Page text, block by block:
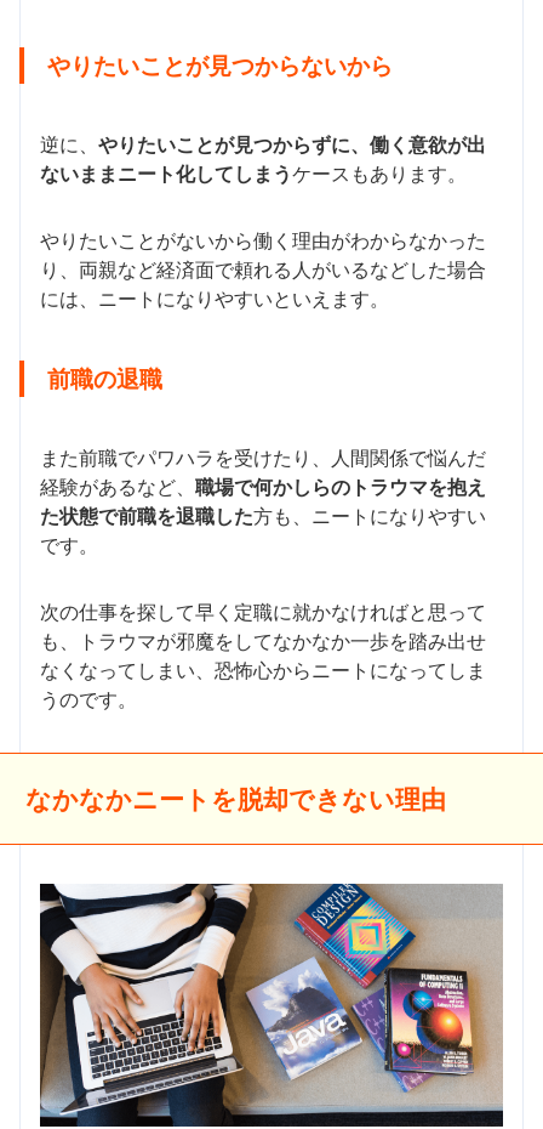
やりたいことが見つからないから
逆に、 やりたいことが見つからずに、働く意欲が出
ないままニート化してしまうケースもあります。
やりたいことがないから働く理由がわからなかった
り、両親など経済面で頼れる人がいるなどした場合
には、ニートになりやすいといえます。
前職の退職
また前職でパワハラを受けたり、人間関係で悩んだ
経験があるなど、 職場で何かしらのトラウマを抱え
た状態で前職を退職した方も、ニートになりやすい
です。
次の仕事を探して早く定職に就かなければと思って
も、トラウマが邪魔をしてなかなか一歩を踏み出せ
なくなってしまい、恐怖心からニートになってしま
うのです。
なかなかニートを脱却できない理由